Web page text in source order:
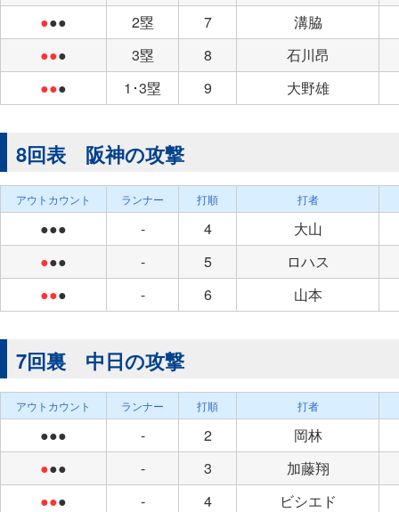
●●● 2塁 7
溝脇
●●● 3塁 8
石川昂
●●● 1･3塁 9 大野雄
8回表 阪神の攻撃
アウトカウント ランナー 打順 打者
●●● - 4
大山
●●● - 5
ロハス
●●● - 6 山本
7回裏 中日の攻撃
アウトカウント ランナー 打順 打者
●●● - 2
岡林
●●● - 3
加藤翔
●●● - 4 ビシエド